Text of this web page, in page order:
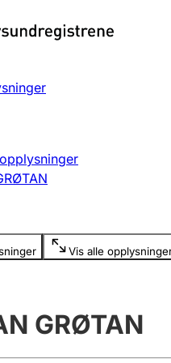
slette
Vis alle
GRØTAN